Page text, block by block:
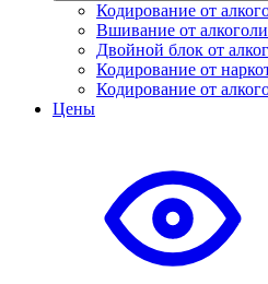
Кодирование от
Вшивание от
Двойной блок от
Кодирование от
Кодирование от
Цены